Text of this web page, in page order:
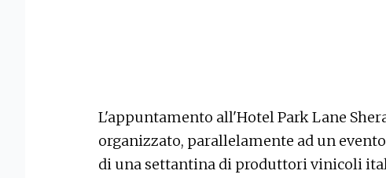
L'appuntamento all'Hotel Park Lane
organizzato, parallelamente ad un
di una settantina di produttori vinicoli